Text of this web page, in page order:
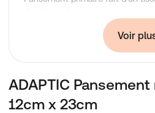
Voir
ADAPTIC
12cm x 23cm